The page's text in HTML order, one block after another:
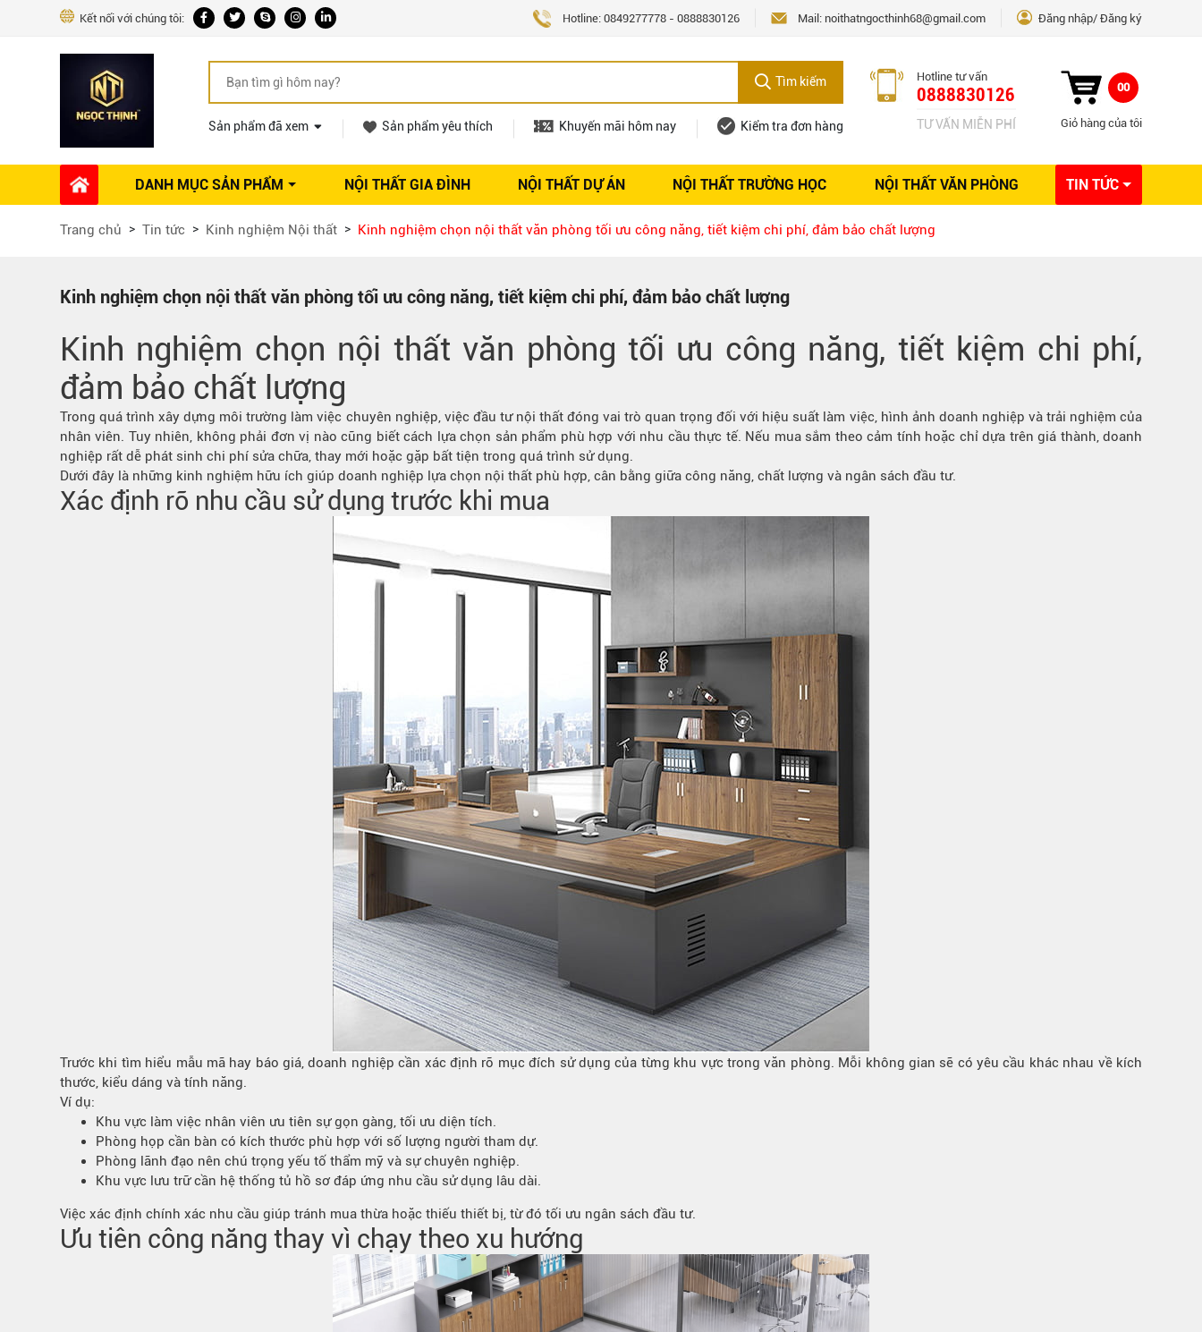
Kết nối với chúng tôi: Hotline: 0849277778 - 0888830126 Mail: noithatngocthinh68@gmail.com Đăng nhập Đăng ký
Tìm kiếm
Sản phẩm đã xem Sản phẩm yêu thích Khuyến mãi hôm nay Kiểm tra đơn hàng
Hotline tư vấn
0888830126
TƯ VẤN MIỄN PHÍ
00
Giỏ hàng của tôi
DANH MỤC SẢN PHẨM
Phụ kiện Nội thất
Ổ khóa tủ
Máy hút mùi
Phụ kiện tủ áo
Phụ kiện tủ bếp trên
Thùng đựng gạo
Bếp từ-Bếp hồng ngoại
Chậu rửa bát
Ray trượt – bản lề – tay nắm cửa
Phụ kiện tủ bếp dưới
Giá để bát đĩa đa năng
NỘI THẤT GIA ĐÌNH NỘI THẤT DỰ ÁN NỘI THẤT TRƯỜNG HỌC NỘI THẤT VĂN PHÒNG TIN TỨC
Dự án thi công Tuyển dụng Kinh nghiệm Nội thất
Sáng tạo
Trang chủ Tin tức Kinh nghiệm Nội thất Kinh nghiệm chọn nội thất văn phòng tối ưu công năng, tiết kiệm chi phí, đảm bảo chất lượng
Kinh nghiệm chọn nội thất văn phòng tối ưu công năng, tiết kiệm chi phí, đảm bảo chất lượng
Kinh nghiệm chọn nội thất văn phòng tối ưu công năng, tiết kiệm chi phí,
đảm bảo chất lượng
Trong quá trình xây dựng môi trường làm việc chuyên nghiệp, việc đầu tư nội thất đóng vai trò quan trọng đối với hiệu suất làm việc, hình ảnh doanh nghiệp và trải nghiệm của
nhân viên. Tuy nhiên, không phải đơn vị nào cũng biết cách lựa chọn sản phẩm phù hợp với nhu cầu thực tế. Nếu mua sắm theo cảm tính hoặc chỉ dựa trên giá thành, doanh
nghiệp rất dễ phát sinh chi phí sửa chữa, thay mới hoặc gặp bất tiện trong quá trình sử dụng.
Dưới đây là những kinh nghiệm hữu ích giúp doanh nghiệp lựa chọn nội thất phù hợp, cân bằng giữa công năng, chất lượng và ngân sách đầu tư.
Xác định rõ nhu cầu sử dụng trước khi mua
Trước khi tìm hiểu mẫu mã hay báo giá, doanh nghiệp cần xác định rõ mục đích sử dụng của từng khu vực trong văn phòng. Mỗi không gian sẽ có yêu cầu khác nhau về kích
thước, kiểu dáng và tính năng.
Ví dụ:
Khu vực làm việc nhân viên ưu tiên sự gọn gàng, tối ưu diện tích.
Phòng họp cần bàn có kích thước phù hợp với số lượng người tham dự.
Phòng lãnh đạo nên chú trọng yếu tố thẩm mỹ và sự chuyên nghiệp.
Khu vực lưu trữ cần hệ thống tủ hồ sơ đáp ứng nhu cầu sử dụng lâu dài.
Việc xác định chính xác nhu cầu giúp tránh mua thừa hoặc thiếu thiết bị, từ đó tối ưu ngân sách đầu tư.
Ưu tiên công năng thay vì chạy theo xu hướng